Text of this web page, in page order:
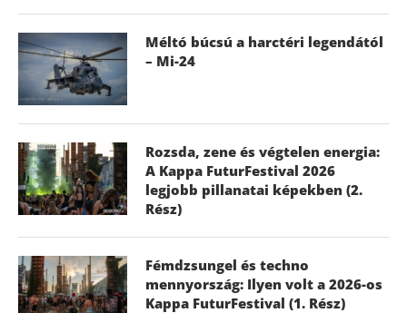
Méltó búcsú a harctéri legendától
– Mi-24
Rozsda, zene és végtelen energia:
A Kappa FuturFestival 2026
legjobb pillanatai képekben (2.
Rész)
Fémdzsungel és techno
mennyország: Ilyen volt a 2026-os
Kappa FuturFestival (1. Rész)